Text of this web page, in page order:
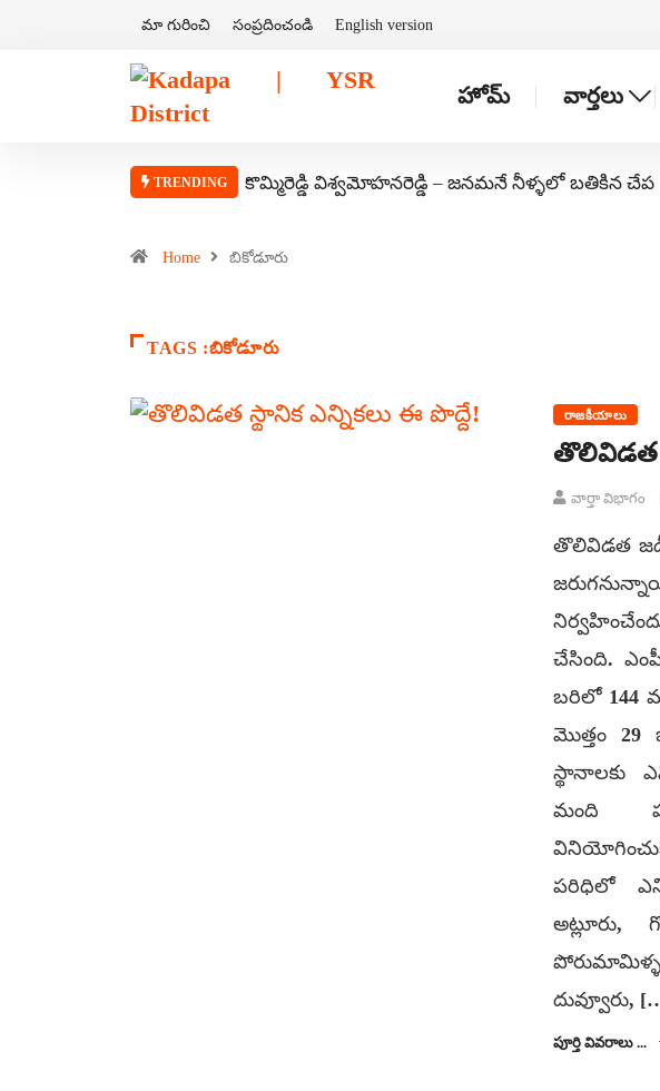
మా గురించి సంప్రదించండి English version
హోమ్ వార్తలు
TRENDING కొమ్మిరెడ్డి విశ్వమోహనరెడ్డి – జనమనే నీళ్ళలో బతికిన చేప
Home బికోడూరు
TAGS :బికోడూరు
రాజకీయాలు
తొలివిడత
వార్తా విభాగం
తొలివిడత
చేసింది.
బరిలో 144
మొత్తం 29
స్థానాలకు
మంది
పరిధిలో
అట్లూరు,
దువ్వూరు,
పూర్తి వివరాలు ...